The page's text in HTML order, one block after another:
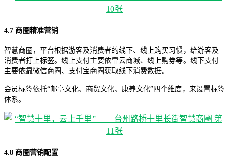
4.7 商圈精准营销
智慧商圈，平台根据游客及消费者的线下、线上购买习惯，给游客及
消费者打上标签。线上支付主要依靠云商城、线上购劵等。线下支付
主要依靠微信商圈、支付宝商圈获取线下消费数据。
会员标签依托“邮亭文化、商贸文化、康养文化”四个维度，来设置标签
体系。
4.8 商圈营销配置